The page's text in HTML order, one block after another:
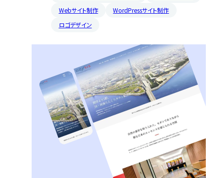
Webサイト制作
WordPressサイト制作
ロゴデザイン